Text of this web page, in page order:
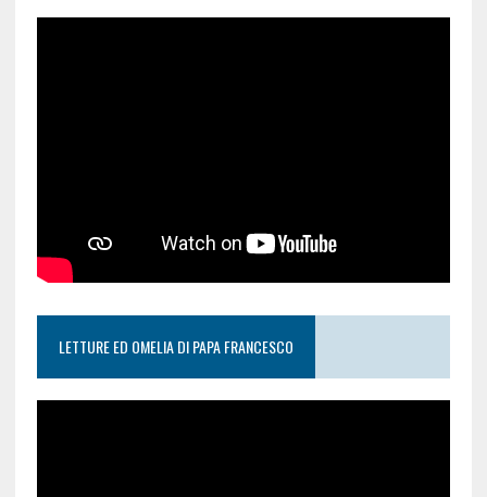
LETTURE ED OMELIA DI PAPA FRANCESCO